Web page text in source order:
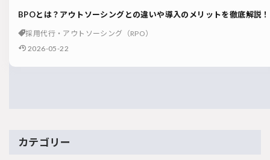
BPOとは？アウトソーシングとの違いや導入のメリットを徹底解説！
採用代行・アウトソーシング（RPO）
2026-05-22
カテゴリー